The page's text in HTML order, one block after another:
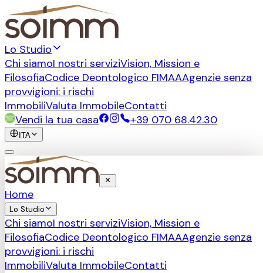
Lo Studio
Chi siamoI nostri serviziVision, Mission e
FilosofiaCodice Deontologico FIMAAAgenzie senza
provvigioni: i rischi
ImmobiliValuta ImmobileContatti
Vendi la tua casa
+39 070 68.42.30
ITA
Home
Lo Studio
Chi siamoI nostri serviziVision, Mission e
FilosofiaCodice Deontologico FIMAAAgenzie senza
provvigioni: i rischi
ImmobiliValuta ImmobileContatti